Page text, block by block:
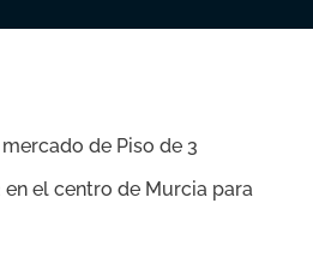
de Piso de 3
el centro de Murcia para